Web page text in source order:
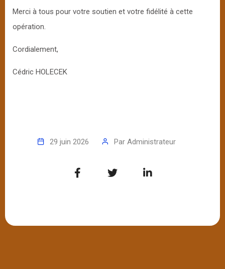
Merci à tous pour votre soutien et votre fidélité à cette
opération.
Cordialement,
Cédric HOLECEK
29 juin 2026 Par Administrateur